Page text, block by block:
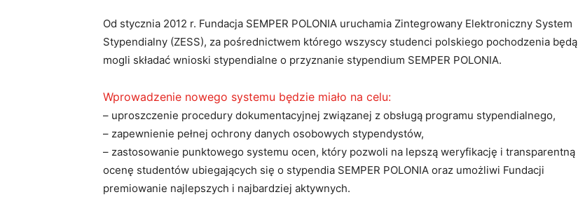
Od stycznia 2012 r. Fundacja SEMPER POLONIA uruchamia Zintegrowany Elektroniczny System
Stypendialny (ZESS), za pośrednictwem którego wszyscy studenci polskiego pochodzenia będą
mogli składać wnioski stypendialne o przyznanie stypendium SEMPER POLONIA.
Wprowadzenie nowego systemu będzie miało na celu:
– uproszczenie procedury dokumentacyjnej związanej z obsługą programu stypendialnego,
– zapewnienie pełnej ochrony danych osobowych stypendystów,
– zastosowanie punktowego systemu ocen, który pozwoli na lepszą weryfikację i transparentną
ocenę studentów ubiegających się o stypendia SEMPER POLONIA oraz umożliwi Fundacji
premiowanie najlepszych i najbardziej aktywnych.